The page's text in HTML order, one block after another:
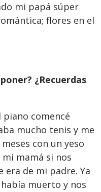
mi papá súper
flores en el
¿Recuerdas
piano comencé
mucho tenis y me
con un yeso
mamá si nos
de mi padre. Ya
muerto y nos